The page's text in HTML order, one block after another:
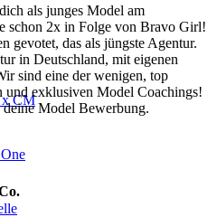
x CM
als junges Model am
schon 2x in Folge von Bravo Girl!
gevotet, das als jüngste Agentur.
in Deutschland, mit eigenen
sind eine der wenigen, top
und exklusiven Model Coachings!
Model Bewerbung.